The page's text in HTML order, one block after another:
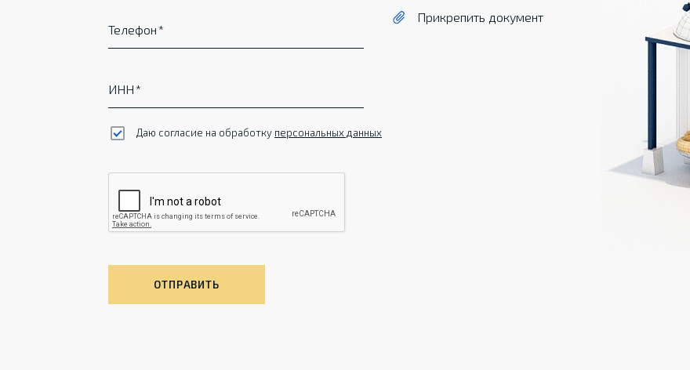
Телефон
ИНН
Прикрепить документ
Даю согласие на обработку персональных данных
ОТПРАВИТЬ